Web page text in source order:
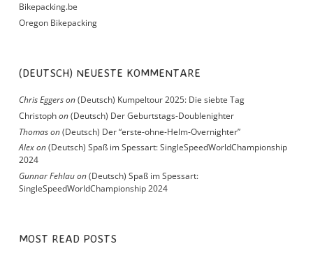
Bikepacking.be
Oregon Bikepacking
(DEUTSCH) NEUESTE KOMMENTARE
Chris Eggerson(Deutsch) Kumpeltour 2025: Die siebte Tag
Christophon(Deutsch) Der Geburtstags-Doublenighter
Thomason(Deutsch) Der “erste-ohne-Helm-Overnighter”
Alexon(Deutsch) Spaß im Spessart: SingleSpeedWorldChampionship
2024
Gunnar Fehlauon(Deutsch) Spaß im Spessart:
SingleSpeedWorldChampionship 2024
MOST READ POSTS